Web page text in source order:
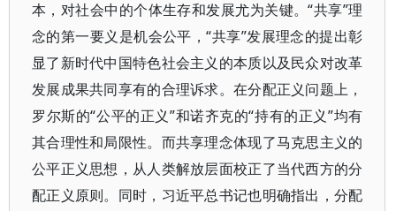
本，对社会中的个体生存和发展尤为关键。“共享”理
念的第一要义是机会公平，“共享”发展理念的提出彰
显了新时代中国特色社会主义的本质以及民众对改革
发展成果共同享有的合理诉求。在分配正义问题上，
罗尔斯的“公平的正义”和诺齐克的“持有的正义”均有
其合理性和局限性。而共享理念体现了马克思主义的
公平正义思想，从人类解放层面校正了当代西方的分
配正义原则。同时，习近平总书记也明确指出，分配